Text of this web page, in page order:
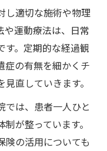
し適切な施術や物理
や運動療法は、日常
す。定期的な経過観
症の有無を細かくチ
直していきます。
では、患者一人ひと
が整っています。
険の活用についても